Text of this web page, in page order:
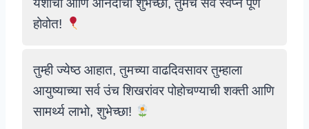
यशाची आणि आनंदाची शुभेच्छा, तुमचे सर्व स्वप्न पूर्ण
होवोत!
तुम्ही ज्येष्ठ आहात, तुमच्या वाढदिवसावर तुम्हाला
आयुष्याच्या सर्व उंच शिखरांवर पोहोचण्याची शक्ती आणि
सामर्थ्य लाभो, शुभेच्छा!